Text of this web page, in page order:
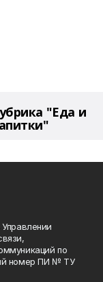
"Еда и
по
номер ПИ № ТУ